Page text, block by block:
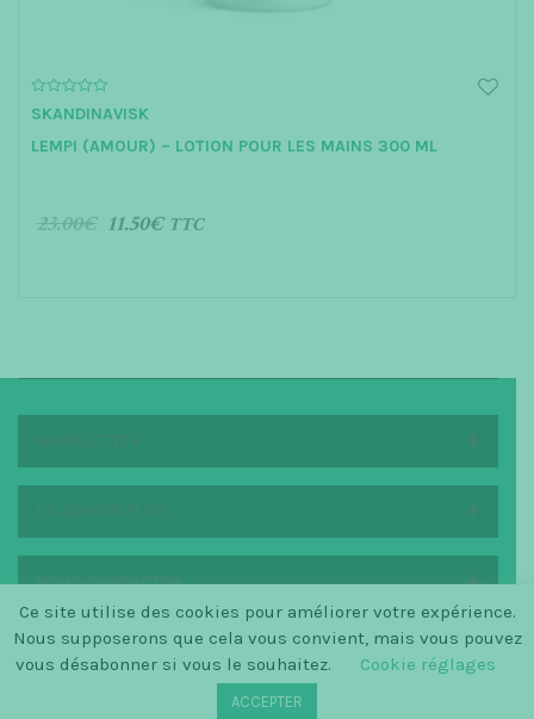
0
o
t
SKANDINAVISK
LEMPI (AMOUR) – LOTION POUR LES MAINS 300 ML
23.00€ 11.50€ TTC
NOUS CONTACTER
© SINCE 2014 LA PETITE SCANDINAVE / LOGO BY
CHRISTINECLEMMENSEN.DK
Ce site utilise des cookies pour améliorer votre expérience.
Nous supposerons que cela vous convient, mais vous pouvez
vous désabonner si vous le souhaitez.
Cookie réglages
ACCEPTER